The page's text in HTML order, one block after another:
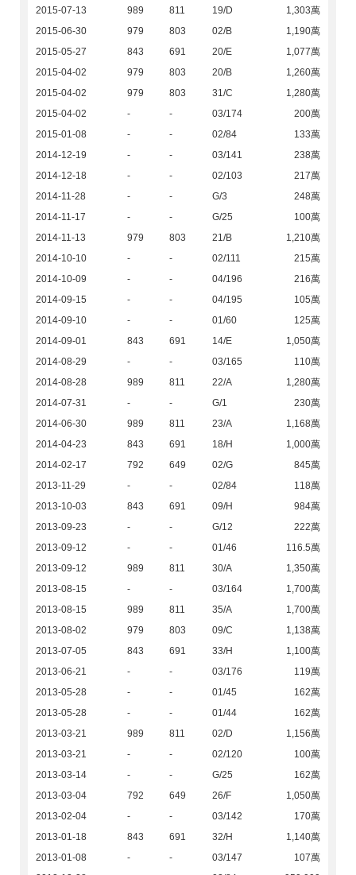
2015-07-13
989 811 19/D
1,303萬
2015-06-30
979 803 02/B
1,190萬
2015-05-27
843 691 20/E
1,077萬
2015-04-02
979 803 20/B
1,260萬
2015-04-02
979 803 31/C
1,280萬
2015-04-02
- - 03/174
200萬
2015-01-08
- - 02/84
133萬
2014-12-19
- - 03/141
238萬
2014-12-18
- - 02/103
217萬
2014-11-28
- - G/3
248萬
2014-11-17
- - G/25
100萬
2014-11-13
979 803 21/B
1,210萬
2014-10-10
- - 02/111
215萬
2014-10-09
- - 04/196
216萬
2014-09-15
- - 04/195
105萬
2014-09-10
- - 01/60
125萬
2014-09-01
843 691 14/E
1,050萬
2014-08-29
- - 03/165
110萬
2014-08-28
989 811 22/A
1,280萬
2014-07-31
- - G/1
230萬
2014-06-30
989 811 23/A
1,168萬
2014-04-23
843 691 18/H
1,000萬
2014-02-17
792 649 02/G
845萬
2013-11-29
- - 02/84
118萬
2013-10-03
843 691 09/H
984萬
2013-09-23
- - G/12
222萬
2013-09-12
- - 01/46
116.5萬
2013-09-12
989 811 30/A
1,350萬
2013-08-15
- - 03/164
1,700萬
2013-08-15
989 811 35/A
1,700萬
2013-08-02
979 803 09/C
1,138萬
2013-07-05
843 691 33/H
1,100萬
2013-06-21
- - 03/176
119萬
2013-05-28
- - 01/45
162萬
2013-05-28
- - 01/44
162萬
2013-03-21
989 811 02/D
1,156萬
2013-03-21
- - 02/120
100萬
2013-03-14
- - G/25
162萬
2013-03-04
792 649 26/F
1,050萬
2013-02-04
- - 03/142
170萬
2013-01-18
843 691 32/H
1,140萬
2013-01-08
- - 03/147
107萬